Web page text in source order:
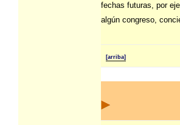
fechas futuras, por
algún congreso,
[arriba]